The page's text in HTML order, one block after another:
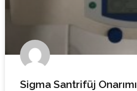
Sigma Santrifüj Onarımı